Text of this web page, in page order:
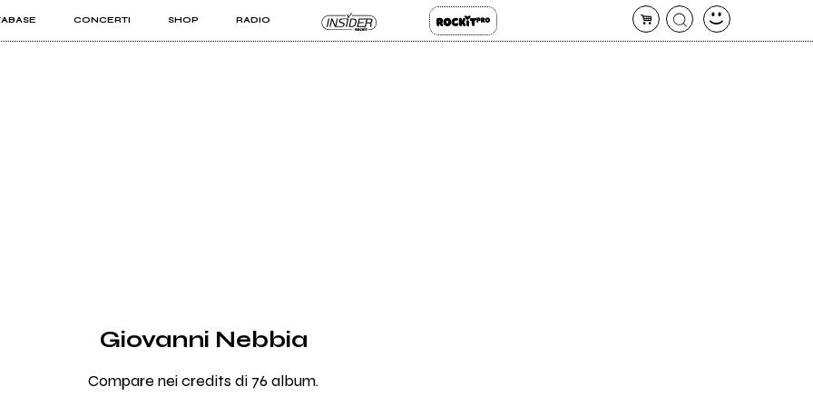
CONCERTI SHOP RADIO
PRO
Giovanni Nebbia
Compare nei credits di 76 album.